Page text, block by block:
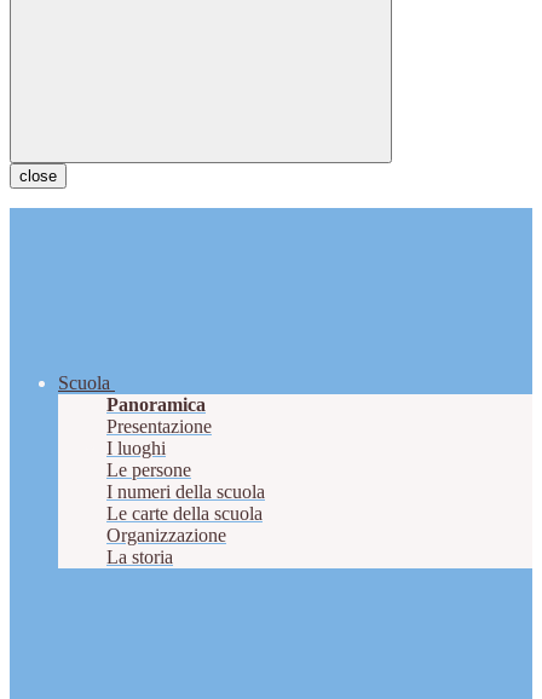
close
Scuola
Panoramica
Presentazione
I luoghi
Le persone
I numeri della scuola
Le carte della scuola
Organizzazione
La storia